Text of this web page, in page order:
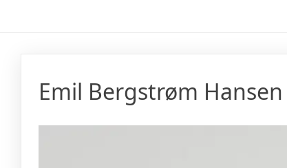
Emil Bergstrøm Hansen